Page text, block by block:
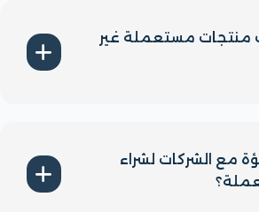
مستعملة غير
الشركات لشراء